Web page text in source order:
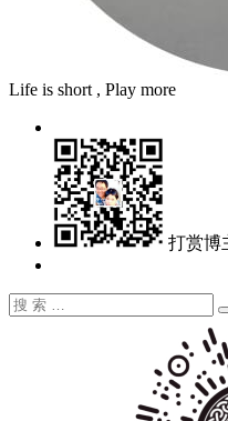
Life is short , Play more
打赏博
搜